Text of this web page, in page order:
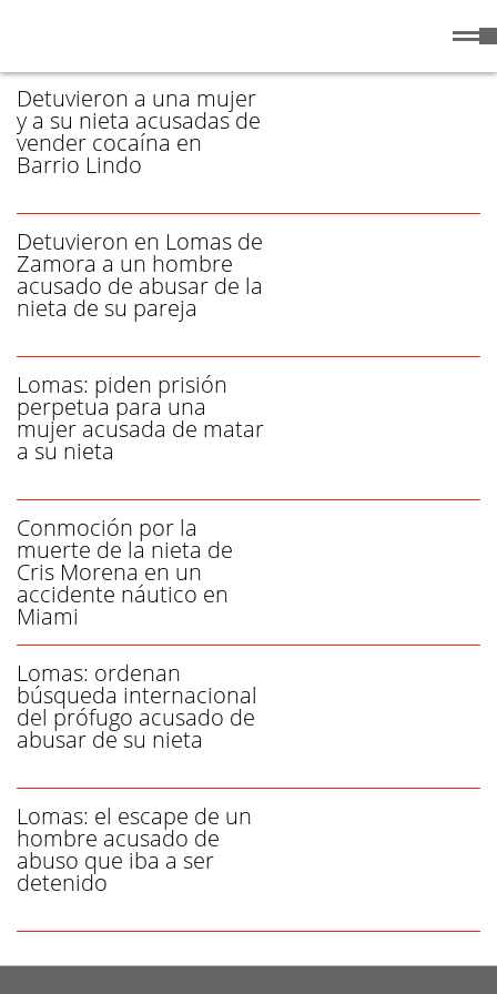
Detuvieron a una mujer
y a su nieta acusadas de
vender cocaína en
Barrio Lindo
Detuvieron en Lomas de
Zamora a un hombre
acusado de abusar de la
nieta de su pareja
Lomas: piden prisión
perpetua para una
mujer acusada de matar
a su nieta
Conmoción por la
muerte de la nieta de
Cris Morena en un
accidente náutico en
Miami
Lomas: ordenan
búsqueda internacional
del prófugo acusado de
abusar de su nieta
Lomas: el escape de un
hombre acusado de
abuso que iba a ser
detenido